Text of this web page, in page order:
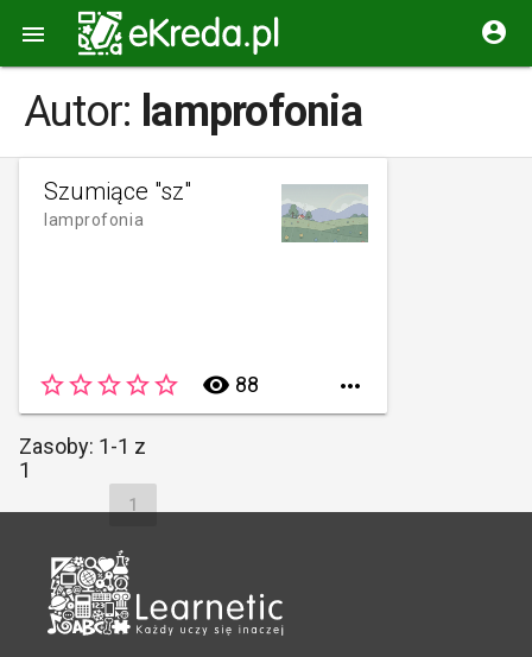


Autor: lamprofonia
Szumiące "sz"
lamprofonia
star_borderstar_borderstar_borderstar_borderstar_border remove_red_eye 88 
Zasoby: 1-1 z
1
1